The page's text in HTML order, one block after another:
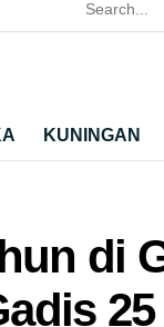
KUNINGAN
di